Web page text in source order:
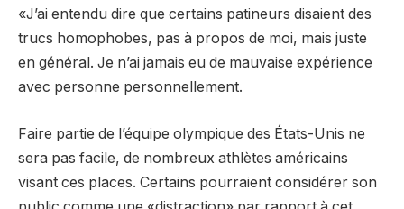
«J’ai entendu dire que certains patineurs disaient des
trucs homophobes, pas à propos de moi, mais juste
en général. Je n’ai jamais eu de mauvaise expérience
avec personne personnellement.
Faire partie de l’équipe olympique des États-Unis ne
sera pas facile, de nombreux athlètes américains
visant ces places. Certains pourraient considérer son